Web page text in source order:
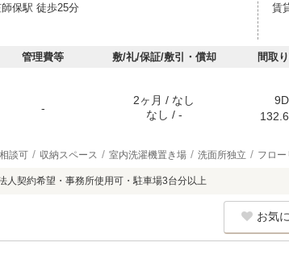
保駅 徒歩25分 賃
管理費等 敷/礼/保証/敷引・償却 間取
-
2ヶ月 / なし
なし / -
談可 収納スペース 室内洗濯機置き場 洗面所独立 フロ
人契約希望・事務所使用可・駐車場3台分以上
お気